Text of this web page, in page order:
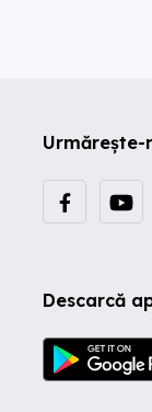
Urmărește-
Descarcă